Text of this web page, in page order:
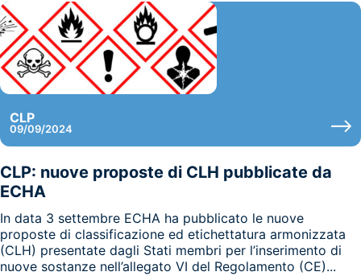
CLP
09/09/2024
CLP: nuove proposte di CLH pubblicate da
ECHA
In data 3 settembre ECHA ha pubblicato le nuove
proposte di classificazione ed etichettatura armonizzata
(CLH) presentate dagli Stati membri per l’inserimento di
nuove sostanze nell’allegato VI del Regolamento (CE)...